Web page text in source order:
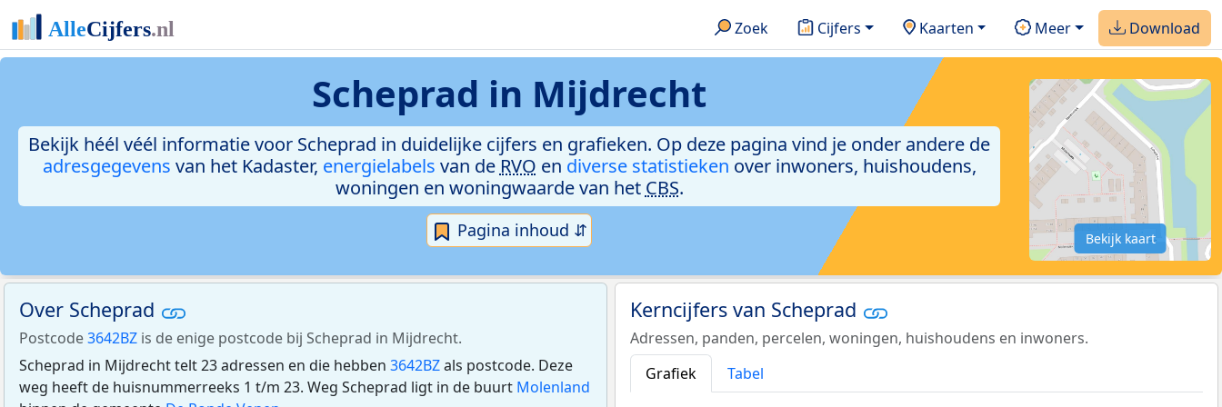
Zoek Cijfers Kaarten Meer Download
Scheprad in Mijdrecht
Bekijk héél véél informatie voor Scheprad in duidelijke cijfers en grafieken. Op deze pagina vind je onder andere de
adresgegevens van het Kadaster, energielabels van de RVO en diverse statistieken over inwoners, huishoudens,
woningen en woningwaarde van het CBS.
Pagina inhoud ⇵ Bekijk kaart
Over Scheprad
Postcode3642BZ is de enige postcode bij Scheprad in Mijdrecht.
Scheprad in Mijdrecht telt 23 adressen en die hebben 3642BZals postcode. Deze
weg heeft de huisnummerreeks 1 t/m 23. Weg Scheprad ligt in de buurt Molenland
Kerncijfers van Scheprad
Adressen, panden, percelen, woningen, huishoudens en inwoners.
Grafiek
Tabel